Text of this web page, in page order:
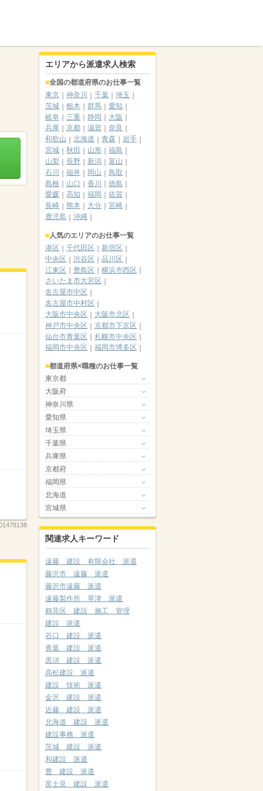
エリアから派遣求人検索
全国の都道府県のお仕事一覧
東京
神奈川 千葉
埼玉
茨城
栃木 群馬
愛知
岐阜
三重 静岡
大阪
兵庫
京都 滋賀
奈良
和歌山
北海道 青森
岩手
宮城
秋田 山形
福島
山梨
長野 新潟
富山
石川
福井 岡山
鳥取
島根
山口 香川
徳島
愛媛
高知 福岡
佐賀
長崎
熊本 大分
宮崎
鹿児島
沖縄
人気のエリアのお仕事一覧
港区
千代田区
新宿区
中央区
渋谷区
品川区
江東区
豊島区
横浜市西区
さいたま市大宮区
名古屋市中区
名古屋市中村区
大阪市中央区
大阪市北区
神戸市中央区
京都市下京区
仙台市青葉区
札幌市中央区
福岡市中央区
福岡市博多区
都道府県×職種のお仕事一覧
東京都
大阪府
神奈川県
愛知県
埼玉県
千葉県
兵庫県
京都府
福岡県
北海道
宮城県
関連求人キーワード
遠藤 建設 有限会社 派遣
藤沢市 遠藤 派遣
藤沢市遠藤 派遣
遠藤製作所 草津 派遣
鶴見区 建設 施工 管理
建設 派遣
谷口 建設 派遣
青葉 建設 派遣
黒須 建設 派遣
高松建設 派遣
建設 技術 派遣
金沢 建設 派遣
近藤 建設 派遣
北海道 建設 派遣
建設事務 派遣
茨城 建設 派遣
和建設 派遣
豊 建設 派遣
富士見 建設 派遣